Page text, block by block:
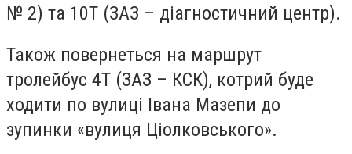
№ 2) та 10Т (ЗАЗ – діагностичний центр).
Також повернеться на маршрут
тролейбус 4Т (ЗАЗ – КСК), котрий буде
ходити по вулиці Івана Мазепи до
зупинки «вулиця Ціолковського».